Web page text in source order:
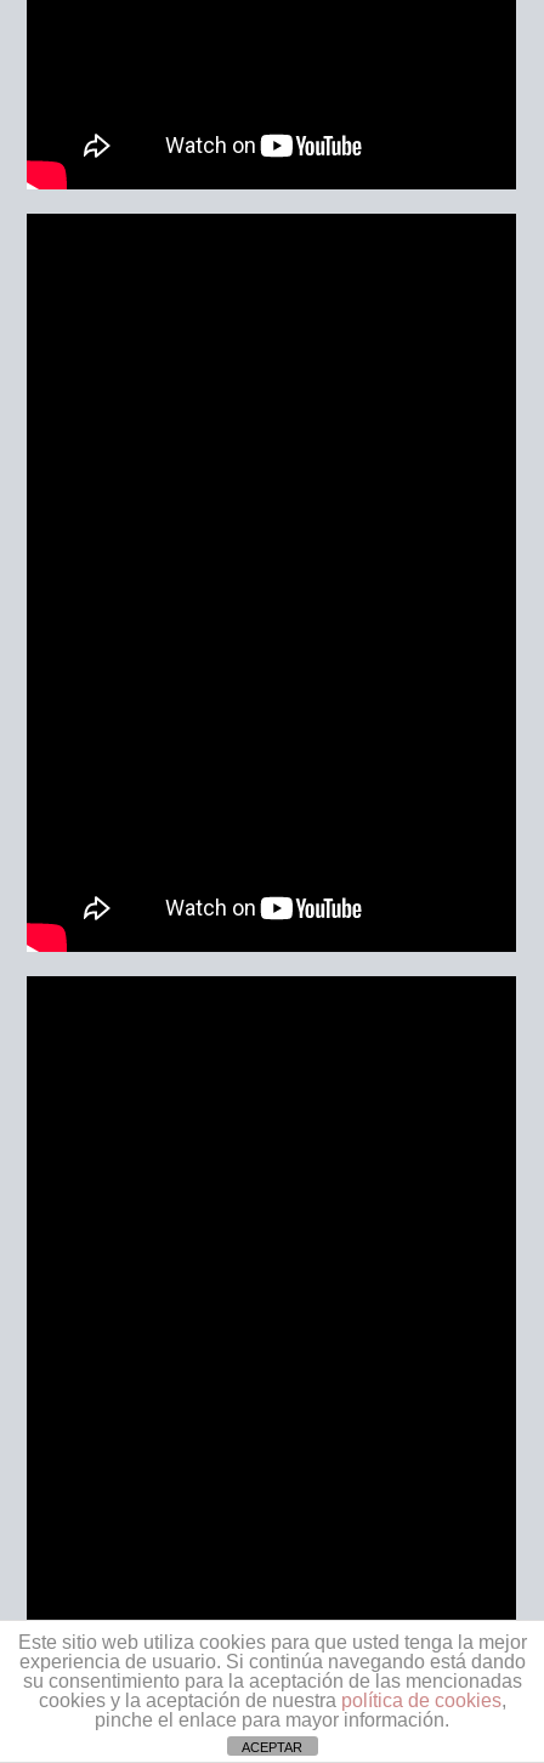
Este sitio web utiliza cookies para que usted tenga la mejor
experiencia de usuario. Si continúa navegando está dando
su consentimiento para la aceptación de las mencionadas
cookies y la aceptación de nuestra política de cookies,
pinche el enlace para mayor información.
ACEPTAR